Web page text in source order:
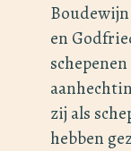
en
zij als
hebben